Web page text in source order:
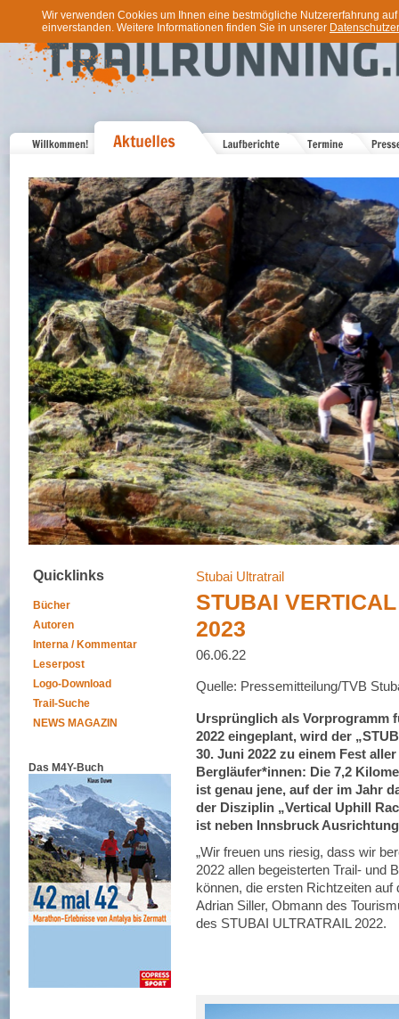
Wir verwenden Cookies um Ihnen eine bestmögliche Nutzererfahrung
einverstanden. Weitere Informationen finden Sie in unserer
Quicklinks
Bücher
Autoren
Interna / Kommentar
Leserpost
Logo-Download
Trail-Suche
NEWS MAGAZIN
Das M4Y-Buch
Stubai Ultratrail
STUBAI
2023
06.06.22
Quelle: Pressemitteilung/TVB
Ursprünglich als Vorprogramm
2022 eingeplant, wird der
30. Juni 2022 zu einem Fest
Bergläufer*innen: Die 7,2
ist genau jene, auf der im Jahr
der Disziplin „Vertical Uphill
ist neben Innsbruck
„Wir freuen uns riesig, dass wir
2022 allen begeisterten Trail- und
können, die ersten Richtzeiten
Adrian Siller, Obmann des
des STUBAI ULTRATRAIL 2022.